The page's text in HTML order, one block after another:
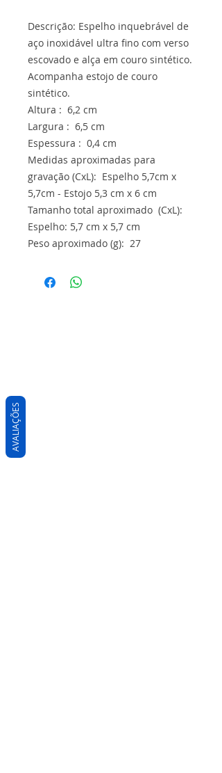
Descrição: Espelho inquebrável de
aço inoxidável ultra fino com verso
escovado e alça em couro sintético.
Acompanha estojo de couro
sintético.
Altura : 6,2 cm
Largura : 6,5 cm
Espessura : 0,4 cm
Medidas aproximadas para
gravação (CxL): Espelho 5,7cm x
5,7cm - Estojo 5,3 cm x 6 cm
Tamanho total aproximado (CxL):
Espelho: 5,7 cm x 5,7 cm
Peso aproximado (g): 27
AVALIAÇÕES